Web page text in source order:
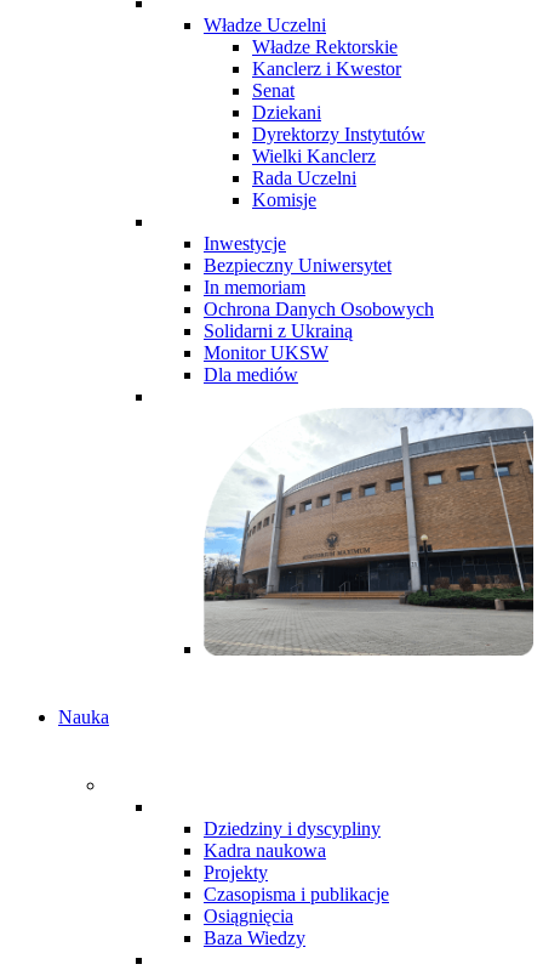
Władze Uczelni
Władze Rektorskie
Kanclerz i Kwestor
Senat
Dziekani
Dyrektorzy Instytutów
Wielki Kanclerz
Rada Uczelni
Komisje
Inwestycje
Bezpieczny Uniwersytet
In memoriam
Ochrona Danych Osobowych
Solidarni z Ukrainą
Monitor UKSW
Dla mediów
Nauka
Dziedziny i dyscypliny
Kadra naukowa
Projekty
Czasopisma i publikacje
Osiągnięcia
Baza Wiedzy